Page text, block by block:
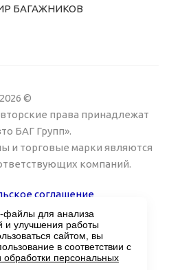
БАГАЖНИКОВ
2026 ©
права принадлежат
БАГ Групп».
и торговые марки являются
компаний.
соглашение
сайта Twin px
файлы для анализа
и улучшения работы
сайтом, вы
в соответствии с
персональных